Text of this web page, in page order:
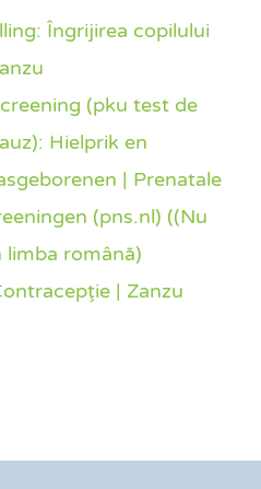
Îngrijirea copilului
(pku test de
Hielprik en
| Prenatale
(pns.nl) ((Nu
limba română)
| Zanzu